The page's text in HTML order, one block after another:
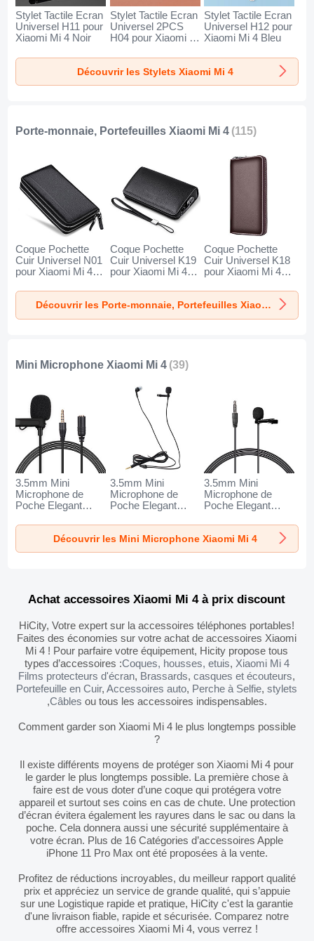
Stylet Tactile Ecran
Universel H11 pour
Xiaomi Mi 4 Noir
Stylet Tactile Ecran
Universel 2PCS
H04 pour Xiaomi Mi
Stylet Tactile Ecran
Universel H12 pour
Xiaomi Mi 4 Bleu
Découvrir les Stylets Xiaomi Mi 4
Porte-monnaie, Portefeuilles Xiaomi Mi 4 (115)
Coque Pochette
Cuir Universel N01
pour Xiaomi Mi 4
Coque Pochette
Cuir Universel K19
pour Xiaomi Mi 4
Coque Pochette
Cuir Universel K18
pour Xiaomi Mi 4
Découvrir les Porte-monnaie, Portefeuilles Xiaomi Mi 4
Mini Microphone Xiaomi Mi 4 (39)
3.5mm Mini
Microphone de
Poche Elegant
Parleur K06 pour
Xiaomi Mi 4 Noir
3.5mm Mini
Microphone de
Poche Elegant
Parleur K05 pour
Xiaomi Mi 4 Noir
3.5mm Mini
Microphone de
Poche Elegant
Parleur K08 pour
Xiaomi Mi 4 Noir
Découvrir les Mini Microphone Xiaomi Mi 4
Achat accessoires Xiaomi Mi 4 à prix discount
HiCity, Votre expert sur la accessoires téléphones portables!
Faites des économies sur votre achat de accessoires Xiaomi
Mi 4 ! Pour parfaire votre équipement, Hicity propose tous
types d’accessoires :Coques, housses, etuis, Xiaomi Mi 4
Films protecteurs d'écran, Brassards,casques et écouteurs,
Portefeuille en Cuir,Accessoires auto, Perche à Selfie,stylets
,Câbles ou tous les accessoires indispensables.
Comment garder son Xiaomi Mi 4 le plus longtemps possible
?
Il existe différents moyens de protéger son Xiaomi Mi 4 pour
le garder le plus longtemps possible. La première chose à
faire est de vous doter d’une coque qui protégera votre
appareil et surtout ses coins en cas de chute. Une protection
d’écran évitera également les rayures dans le sac ou dans la
poche. Cela donnera aussi une sécurité supplémentaire à
votre écran. Plus de 16 Catégories d’accessoires Apple
iPhone 11 Pro Max ont été proposées à la vente.
Profitez de réductions incroyables, du meilleur rapport qualité
prix et appréciez un service de grande qualité, qui s’appuie
sur une Logistique rapide et pratique, HiCity c'est la garantie
d'une livraison fiable, rapide et sécurisée. Comparez notre
offre accessoires Xiaomi Mi 4, vous verrez !